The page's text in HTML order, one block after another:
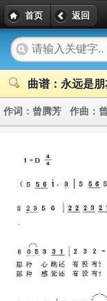
首页 返回
曲谱：永远是朋
作词： 曾腾芳 作曲：